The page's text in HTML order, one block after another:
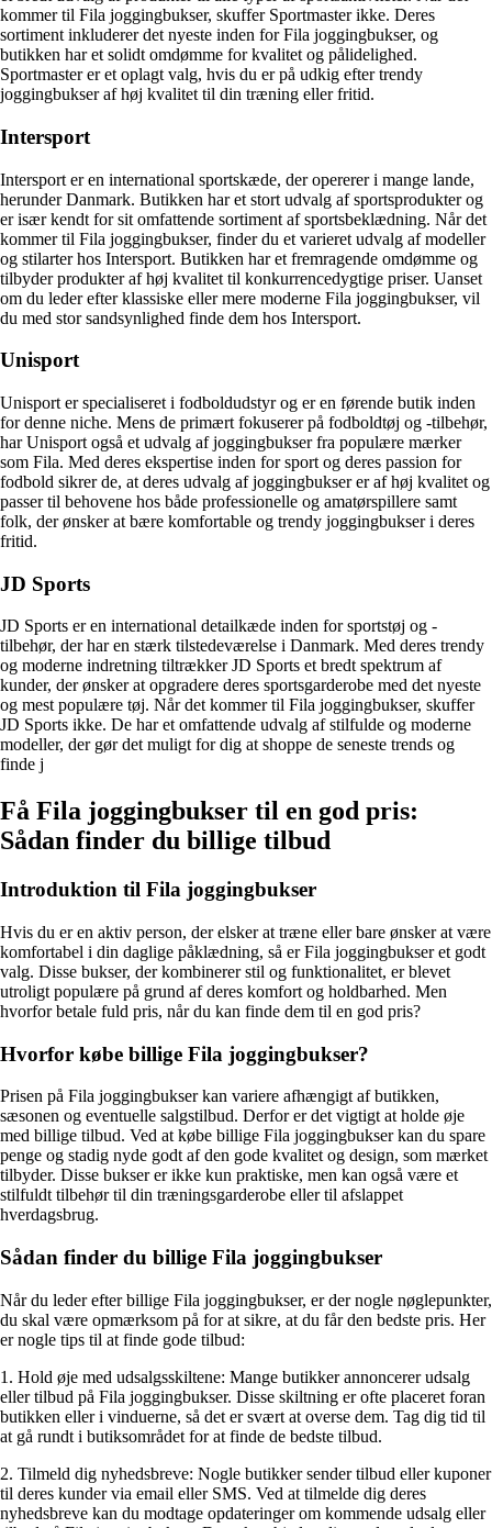
kommer til Fila joggingbukser, skuffer Sportmaster ikke. Deres
sortiment inkluderer det nyeste inden for Fila joggingbukser, og
butikken har et solidt omdømme for kvalitet og pålidelighed.
Sportmaster er et oplagt valg, hvis du er på udkig efter trendy
joggingbukser af høj kvalitet til din træning eller fritid.
Intersport
Intersport er en international sportskæde, der opererer i mange lande,
herunder Danmark. Butikken har et stort udvalg af sportsprodukter og
er især kendt for sit omfattende sortiment af sportsbeklædning. Når det
kommer til Fila joggingbukser, finder du et varieret udvalg af modeller
og stilarter hos Intersport. Butikken har et fremragende omdømme og
tilbyder produkter af høj kvalitet til konkurrencedygtige priser. Uanset
om du leder efter klassiske eller mere moderne Fila joggingbukser, vil
du med stor sandsynlighed finde dem hos Intersport.
Unisport
Unisport er specialiseret i fodboldudstyr og er en førende butik inden
for denne niche. Mens de primært fokuserer på fodboldtøj og -tilbehør,
har Unisport også et udvalg af joggingbukser fra populære mærker
som Fila. Med deres ekspertise inden for sport og deres passion for
fodbold sikrer de, at deres udvalg af joggingbukser er af høj kvalitet og
passer til behovene hos både professionelle og amatørspillere samt
folk, der ønsker at bære komfortable og trendy joggingbukser i deres
fritid.
JD Sports
JD Sports er en international detailkæde inden for sportstøj og -
tilbehør, der har en stærk tilstedeværelse i Danmark. Med deres trendy
og moderne indretning tiltrækker JD Sports et bredt spektrum af
kunder, der ønsker at opgradere deres sportsgarderobe med det nyeste
og mest populære tøj. Når det kommer til Fila joggingbukser, skuffer
JD Sports ikke. De har et omfattende udvalg af stilfulde og moderne
modeller, der gør det muligt for dig at shoppe de seneste trends og
finde j
Få Fila joggingbukser til en god pris:
Sådan finder du billige tilbud
Introduktion til Fila joggingbukser
Hvis du er en aktiv person, der elsker at træne eller bare ønsker at være
komfortabel i din daglige påklædning, så er Fila joggingbukser et godt
valg. Disse bukser, der kombinerer stil og funktionalitet, er blevet
utroligt populære på grund af deres komfort og holdbarhed. Men
hvorfor betale fuld pris, når du kan finde dem til en god pris?
Hvorfor købe billige Fila joggingbukser?
Prisen på Fila joggingbukser kan variere afhængigt af butikken,
sæsonen og eventuelle salgstilbud. Derfor er det vigtigt at holde øje
med billige tilbud. Ved at købe billige Fila joggingbukser kan du spare
penge og stadig nyde godt af den gode kvalitet og design, som mærket
tilbyder. Disse bukser er ikke kun praktiske, men kan også være et
stilfuldt tilbehør til din træningsgarderobe eller til afslappet
hverdagsbrug.
Sådan finder du billige Fila joggingbukser
Når du leder efter billige Fila joggingbukser, er der nogle nøglepunkter,
du skal være opmærksom på for at sikre, at du får den bedste pris. Her
er nogle tips til at finde gode tilbud:
1. Hold øje med udsalgsskiltene: Mange butikker annoncerer udsalg
eller tilbud på Fila joggingbukser. Disse skiltning er ofte placeret foran
butikken eller i vinduerne, så det er svært at overse dem. Tag dig tid til
at gå rundt i butiksområdet for at finde de bedste tilbud.
2. Tilmeld dig nyhedsbreve: Nogle butikker sender tilbud eller kuponer
til deres kunder via email eller SMS. Ved at tilmelde dig deres
nyhedsbreve kan du modtage opdateringer om kommende udsalg eller